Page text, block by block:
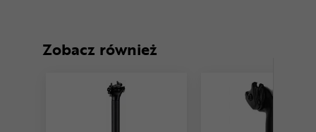
Zobacz również